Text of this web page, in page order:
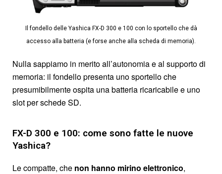
Il fondello delle Yashica FX-D 300 e 100 con lo sportello che dà
accesso alla batteria (e forse anche alla scheda di memoria).
Nulla sappiamo in merito all’autonomia e al supporto di
memoria: il fondello presenta uno sportello che
presumibilmente ospita una batteria ricaricabile e uno
slot per schede SD.
FX-D 300 e 100: come sono fatte le nuove
Yashica?
Le compatte, che non hanno mirino elettronico,